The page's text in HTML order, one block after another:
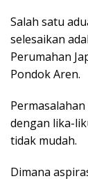
Salah satu
selesaikan
Perumahan
Pondok Aren.
dengan lika-
tidak mudah.
Dimana